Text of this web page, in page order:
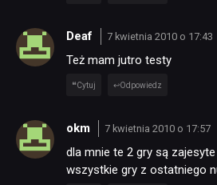
Deaf 7 kwietnia 2010 o 17:43
Też mam jutro testy
Cytuj Odpowiedz
okm 7 kwietnia 2010 o 17:57
dla mnie te 2 gry są
wszystkie gry z ostatniego